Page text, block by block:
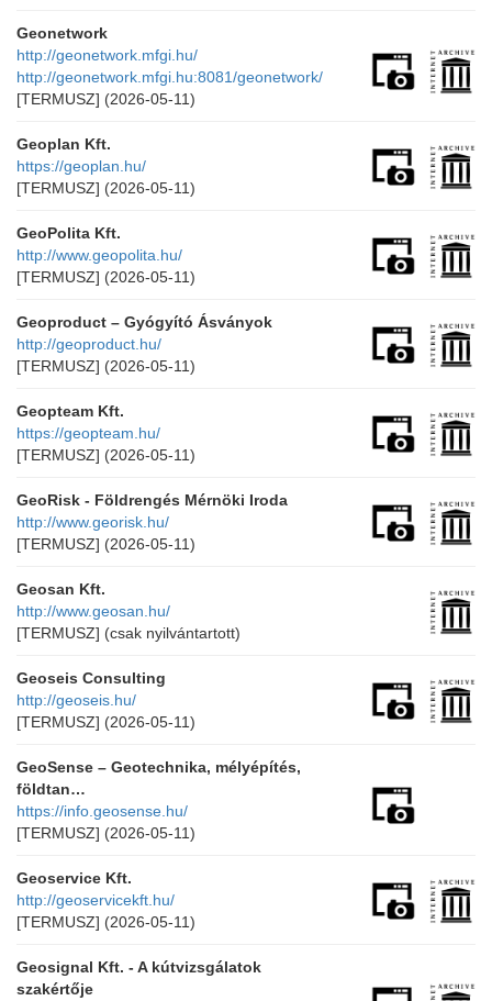
Geonetwork
http://geonetwork.mfgi.hu/
http://geonetwork.mfgi.hu:8081/geonetwork/
[TERMUSZ] (2026-05-11)
Geoplan Kft.
https://geoplan.hu/
[TERMUSZ] (2026-05-11)
GeoPolita Kft.
http://www.geopolita.hu/
[TERMUSZ] (2026-05-11)
Geoproduct – Gyógyító Ásványok
http://geoproduct.hu/
[TERMUSZ] (2026-05-11)
Geopteam Kft.
https://geopteam.hu/
[TERMUSZ] (2026-05-11)
GeoRisk - Földrengés Mérnöki Iroda
http://www.georisk.hu/
[TERMUSZ] (2026-05-11)
Geosan Kft.
http://www.geosan.hu/
[TERMUSZ] (csak nyilvántartott)
Geoseis Consulting
http://geoseis.hu/
[TERMUSZ] (2026-05-11)
GeoSense – Geotechnika, mélyépítés,
földtan…
https://info.geosense.hu/
[TERMUSZ] (2026-05-11)
Geoservice Kft.
http://geoservicekft.hu/
[TERMUSZ] (2026-05-11)
Geosignal Kft. - A kútvizsgálatok
szakértője